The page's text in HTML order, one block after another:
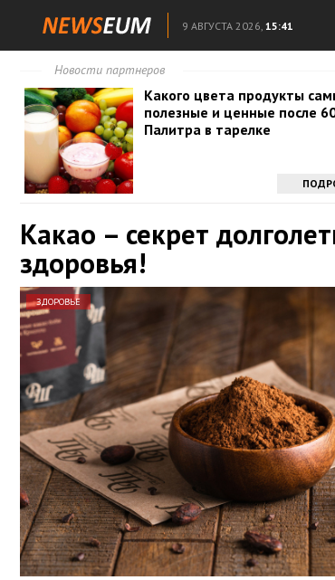
9 АВГУСТА 2026, 15:41
Новости партнеров
Какого цвета продукты
полезные и ценные после
Палитра в тарелке
Какао – секрет
здоровья!
ЗДОРОВЬЕ